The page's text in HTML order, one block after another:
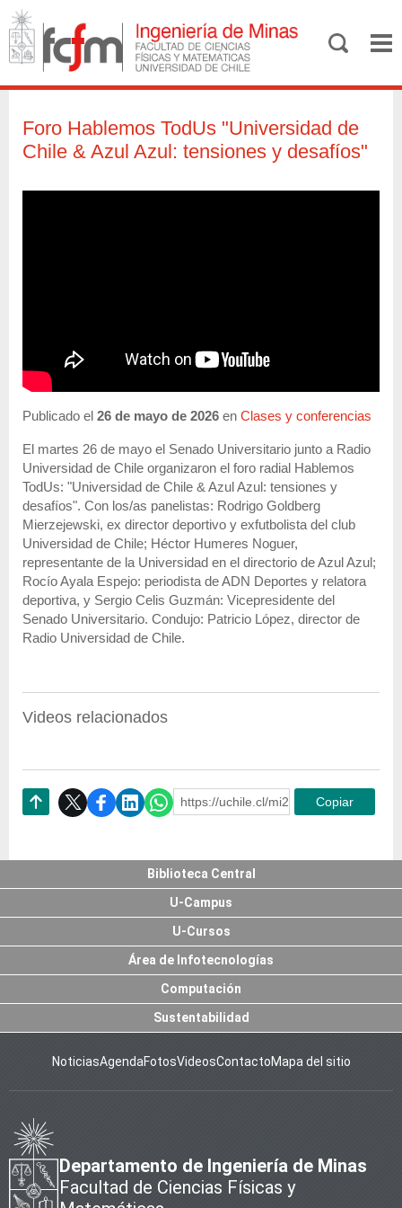
Foro Hablemos TodUs "Universidad de
Chile & Azul Azul: tensiones y desafíos"
Videos relacionados
Publicado el 26 de mayo de 2026 en Clases y conferencias
El martes 26 de mayo el Senado Universitario junto a Radio
Universidad de Chile organizaron el foro radial Hablemos
TodUs: "Universidad de Chile & Azul Azul: tensiones y
desafíos". Con los/as panelistas: Rodrigo Goldberg
Mierzejewski, ex director deportivo y exfutbolista del club
Universidad de Chile; Héctor Humeres Noguer,
representante de la Universidad en el directorio de Azul Azul;
Rocío Ayala Espejo: periodista de ADN Deportes y relatora
deportiva, y Sergio Celis Guzmán: Vicepresidente del
Senado Universitario. Condujo: Patricio López, director de
Radio Universidad de Chile.
https://uchile.cl/mi240581Copiar
Biblioteca Central
U-Campus
U-Cursos
Área de Infotecnologías
Computación
Sustentabilidad
NoticiasAgendaFotosVideosContactoMapa del sitio
Departamento de Ingeniería de Minas
Facultad de Ciencias Físicas y